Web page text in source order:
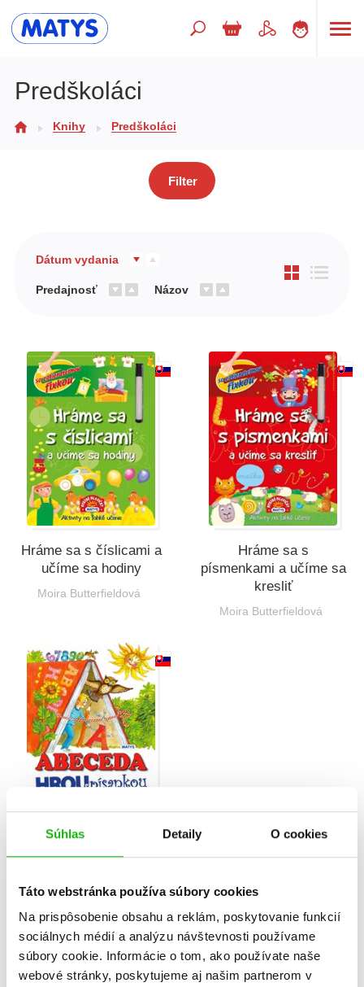
Súhlas Detaily O cookies
Táto webstránka používa súbory cookies
Na prispôsobenie obsahu a reklám, poskytovanie funkcií
sociálnych médií a analýzu návštevnosti používame
súbory cookie. Informácie o tom, ako používate naše
webové stránky, poskytujeme aj našim partnerom v
Populárno - náučné pre deti
Predškoláci
Všetky kategórie
Predškoláci
Knihy Predškoláci
Filter
Dátum vydania
Predajnosť Názov
Hráme sa s číslicami a
učíme sa hodiny
Moira Butterfieldová
Hráme sa s
písmenkami a učíme sa
kresliť
Moira Butterfieldová
písankou
Celkom kníh:3